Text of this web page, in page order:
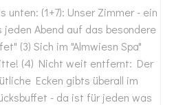
unten: (1+7): Unser Zimmer - ein
jeden Abend auf das besondere
(3) Sich im "Almwiesn Spa"
(4) Nicht weit entfernt: Der
Ecken gibts überall im
- da ist für jeden was